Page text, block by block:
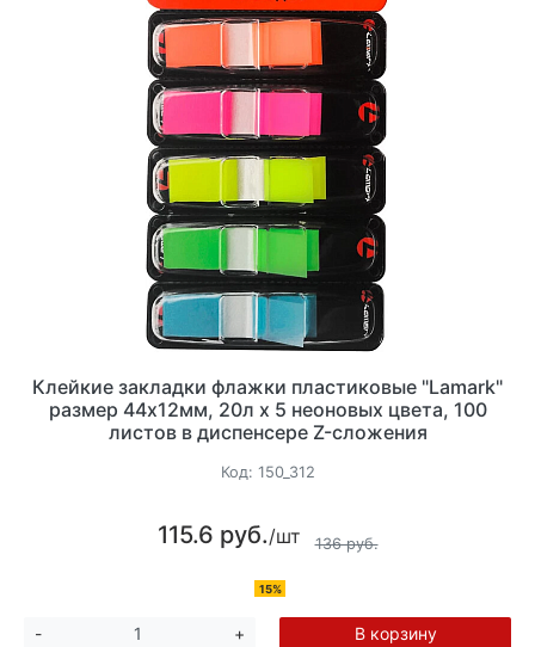
Клейкие закладки флажки пластиковые "Lamark"
размер 44х12мм, 20л х 5 неоновых цвета, 100
листов в диспенсере Z-сложения
Код: 150_312
115.6 руб./шт 136 руб.
15%
- + В корзину